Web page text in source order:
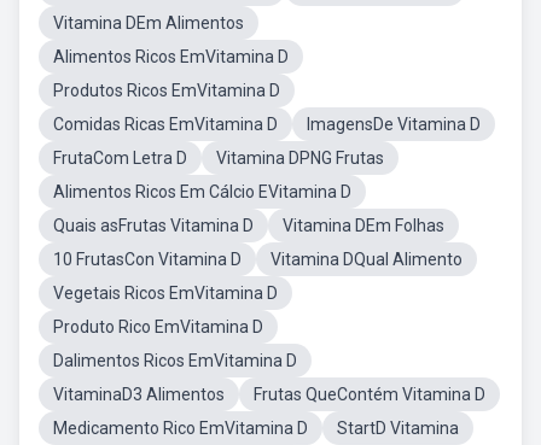
Vitamina DEm Alimentos
Alimentos Ricos EmVitamina D
Produtos Ricos EmVitamina D
Comidas Ricas EmVitamina D
ImagensDe Vitamina D
FrutaCom Letra D
Vitamina DPNG Frutas
Alimentos Ricos Em Cálcio EVitamina D
Quais asFrutas Vitamina D
Vitamina DEm Folhas
10 FrutasCon Vitamina D
Vitamina DQual Alimento
Vegetais Ricos EmVitamina D
Produto Rico EmVitamina D
Dalimentos Ricos EmVitamina D
VitaminaD3 Alimentos
Frutas QueContém Vitamina D
Medicamento Rico EmVitamina D
StartD Vitamina